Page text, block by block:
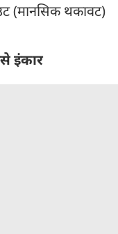
(मानसिक थकावट)
इंकार